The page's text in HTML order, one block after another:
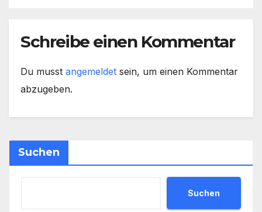
Schreibe einen Kommentar
Du musst angemeldet sein, um einen Kommentar
abzugeben.
Suchen
Suchen